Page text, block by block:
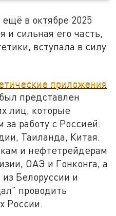
в октябре 2025
и сильная его часть,
вступала в силу
приложения
представлен
лиц, которые
работу с Россией.
Таиланда, Китая.
и нефтетрейдерам
ОАЭ и Гонконга, а
Белоруссии и
проводить
России.